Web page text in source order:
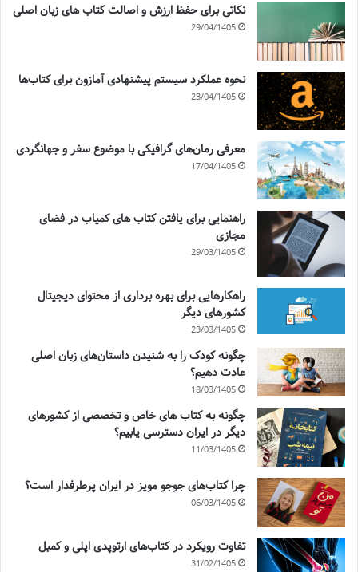
نکاتی برای حفظ ارزش و اصالت کتاب های زبان اصلی
29/04/1405
نحوه عملکرد سیستم پیشنهادی آمازون برای کتاب‌ها
23/04/1405
معرفی رمان‌های گرافیکی با موضوع سفر و جهانگردی
17/04/1405
راهنمایی برای یافتن کتاب های کمیاب در فضای
مجازی
29/03/1405
راهکارهایی برای بهره برداری از محتوای دیجیتال
کشورهای دیگر
23/03/1405
چگونه کودک را به شنیدن داستان‌های زبان اصلی
عادت دهیم؟
18/03/1405
چگونه به کتاب های خاص و تخصصی از کشورهای
دیگر در ایران دسترسی یابیم؟
11/03/1405
چرا کتاب‌های جوجو مویز در ایران پرطرفدار است؟
06/03/1405
تفاوت رویکرد در کتاب‌های ارتوپدی اپلی و کمبل
31/02/1405